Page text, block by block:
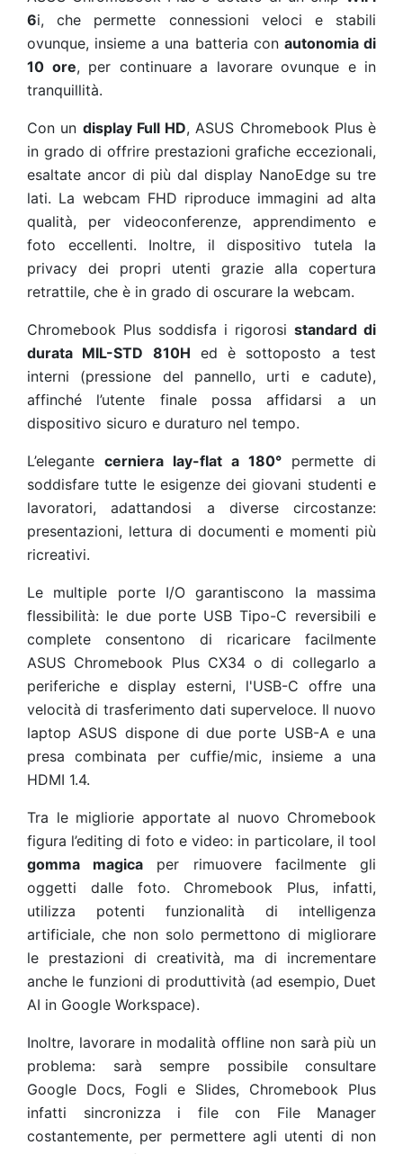
6i, che permette connessioni veloci e stabili
ovunque, insieme a una batteria con autonomia di
10 ore, per continuare a lavorare ovunque e in
tranquillità.
Con un display Full HD, ASUS Chromebook Plus è
in grado di offrire prestazioni grafiche eccezionali,
esaltate ancor di più dal display NanoEdge su tre
lati. La webcam FHD riproduce immagini ad alta
qualità, per videoconferenze, apprendimento e
foto eccellenti. Inoltre, il dispositivo tutela la
privacy dei propri utenti grazie alla copertura
retrattile, che è in grado di oscurare la webcam.
Chromebook Plus soddisfa i rigorosi standard di
durata MIL-STD 810H ed è sottoposto a test
interni (pressione del pannello, urti e cadute),
affinché l’utente finale possa affidarsi a un
dispositivo sicuro e duraturo nel tempo.
L’elegante cerniera lay-flat a 180° permette di
soddisfare tutte le esigenze dei giovani studenti e
lavoratori, adattandosi a diverse circostanze:
presentazioni, lettura di documenti e momenti più
ricreativi.
Le multiple porte I/O garantiscono la massima
flessibilità: le due porte USB Tipo-C reversibili e
complete consentono di ricaricare facilmente
ASUS Chromebook Plus CX34 o di collegarlo a
periferiche e display esterni, l'USB-C offre una
velocità di trasferimento dati superveloce. Il nuovo
laptop ASUS dispone di due porte USB-A e una
presa combinata per cuffie/mic, insieme a una
HDMI 1.4.
Tra le migliorie apportate al nuovo Chromebook
figura l’editing di foto e video: in particolare, il tool
gomma magica per rimuovere facilmente gli
oggetti dalle foto. Chromebook Plus, infatti,
utilizza potenti funzionalità di intelligenza
artificiale, che non solo permettono di migliorare
le prestazioni di creatività, ma di incrementare
anche le funzioni di produttività (ad esempio, Duet
AI in Google Workspace).
Inoltre, lavorare in modalità offline non sarà più un
problema: sarà sempre possibile consultare
Google Docs, Fogli e Slides, Chromebook Plus
infatti sincronizza i file con File Manager
costantemente, per permettere agli utenti di non